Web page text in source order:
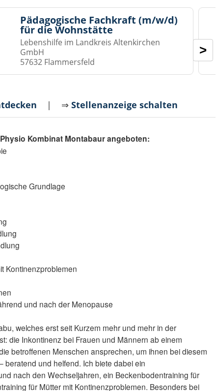
Pädagogische Fachkraft (m/w/d)
für die Wohnstätte
Lebenshilfe im Landkreis Altenkirchen
GmbH
57632 Flammersfeld
>
| ⇒Stellenanzeige schalten
Kombinat Montabaur angeboten:
Grundlage
Kontinenzproblemen
und nach der Menopause
welches erst seit Kurzem mehr und mehr in der
die Inkontinenz bei Frauen und Männern ab einem
betroffenen Menschen ansprechen, um ihnen bei diesem
beratend und helfend. Ich biete dabei ein
nach den Wechseljahren, ein Beckenbodentraining für
für Mütter mit Kontinenzproblemen. Besonders bei